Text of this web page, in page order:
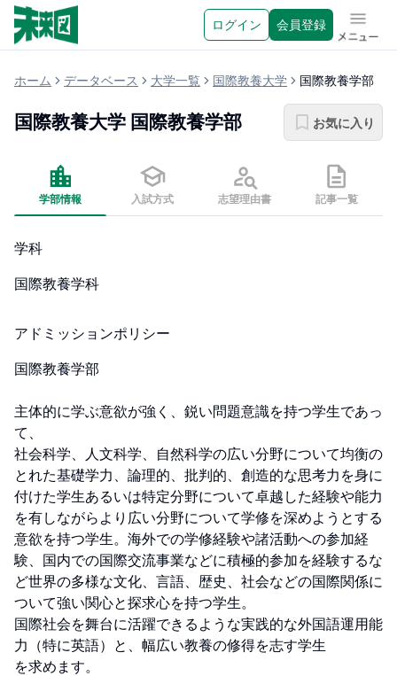
ログイン 会員登録 メニュ
ホーム データベース 大学一覧 国際教養大学 国際教養学部
国際教養大学 国際教養学部 お気に入り
学部情報 入試方式 志望理由書 記事一覧
学科
国際教養学科
アドミッションポリシー
国際教養学部
主体的に学ぶ意欲が強く、鋭い問題意識を持つ学生であっ
て、
社会科学、人文科学、自然科学の広い分野について均衡の
とれた基礎学力、論理的、批判的、創造的な思考力を身に
付けた学生あるいは特定分野について卓越した経験や能力
を有しながらより広い分野について学修を深めようとする
意欲を持つ学生。海外での学修経験や諸活動への参加経
験、国内での国際交流事業などに積極的参加を経験するな
ど世界の多様な文化、言語、歴史、社会などの国際関係に
ついて強い関心と探求心を持つ学生。
国際社会を舞台に活躍できるような実践的な外国語運用能
力（特に英語）と、幅広い教養の修得を志す学生
を求めます。